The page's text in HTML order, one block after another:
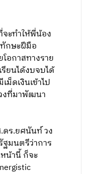
ะทำให้พี่น้อง
กษะฝีมือ
อกาสทางราย
รียนได้งบจบได้
ม็ดเงินเข้าไป
งที่มาพัฒนา
ร.ยศนันท์ วง
มนตรีว่าการ
น้านี้ ก็จะ